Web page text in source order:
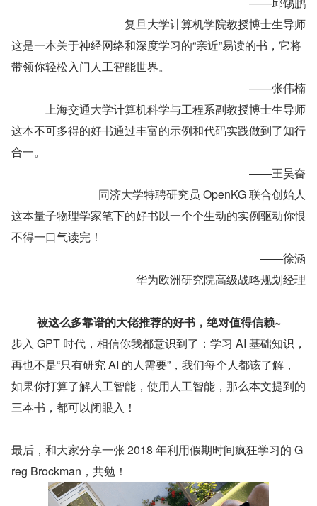
复旦大学计算机学院教授博士生导师
这是一本关于神经网络和深度学习的“亲近”易读的书，它将
带领你轻松入门人工智能世界。
——张伟楠
上海交通大学计算机科学与工程系副教授博士生导师
这本不可多得的好书通过丰富的示例和代码实践做到了知行
合一。
——王昊奋
同济大学特聘研究员 OpenKG 联合创始人
这本量子物理学家笔下的好书以一个个生动的实例驱动你恨
不得一口气读完！
——徐涵
华为欧洲研究院高级战略规划经理
被这么多靠谱的大佬推荐的好书，绝对值得信赖~
步入 GPT 时代，相信你我都意识到了：学习 AI 基础知识，
再也不是“只有研究 AI 的人需要”，我们每个人都该了解，
如果你打算了解人工智能，使用人工智能，那么本文提到的
三本书，都可以闭眼入！
最后，和大家分享一张 2018 年利用假期时间疯狂学习的 G
reg Brockman，共勉！